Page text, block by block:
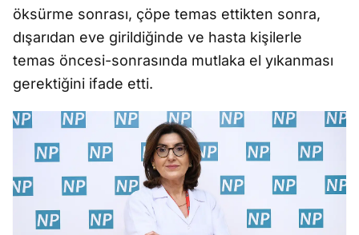
öksürme sonrası, çöpe temas ettikten sonra,
dışarıdan eve girildiğinde ve hasta kişilerle
temas öncesi-sonrasında mutlaka el yıkanması
gerektiğini ifade etti.